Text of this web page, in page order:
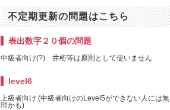
不定期更新の問題はこちら
表出数字２０個の問題
中級者向け(?) 井桁等は原則として使いません
level6
上級者向け (中級者向けのLevel5ができない人には無
理かも)